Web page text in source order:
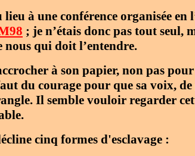
à une conférence organisée
; je n’étais donc pas tout seul,
nous qui doit l’entendre.
à son papier, non pas
du courage pour que sa voix,
Il semble vouloir regarder
cinq formes d'esclavage :